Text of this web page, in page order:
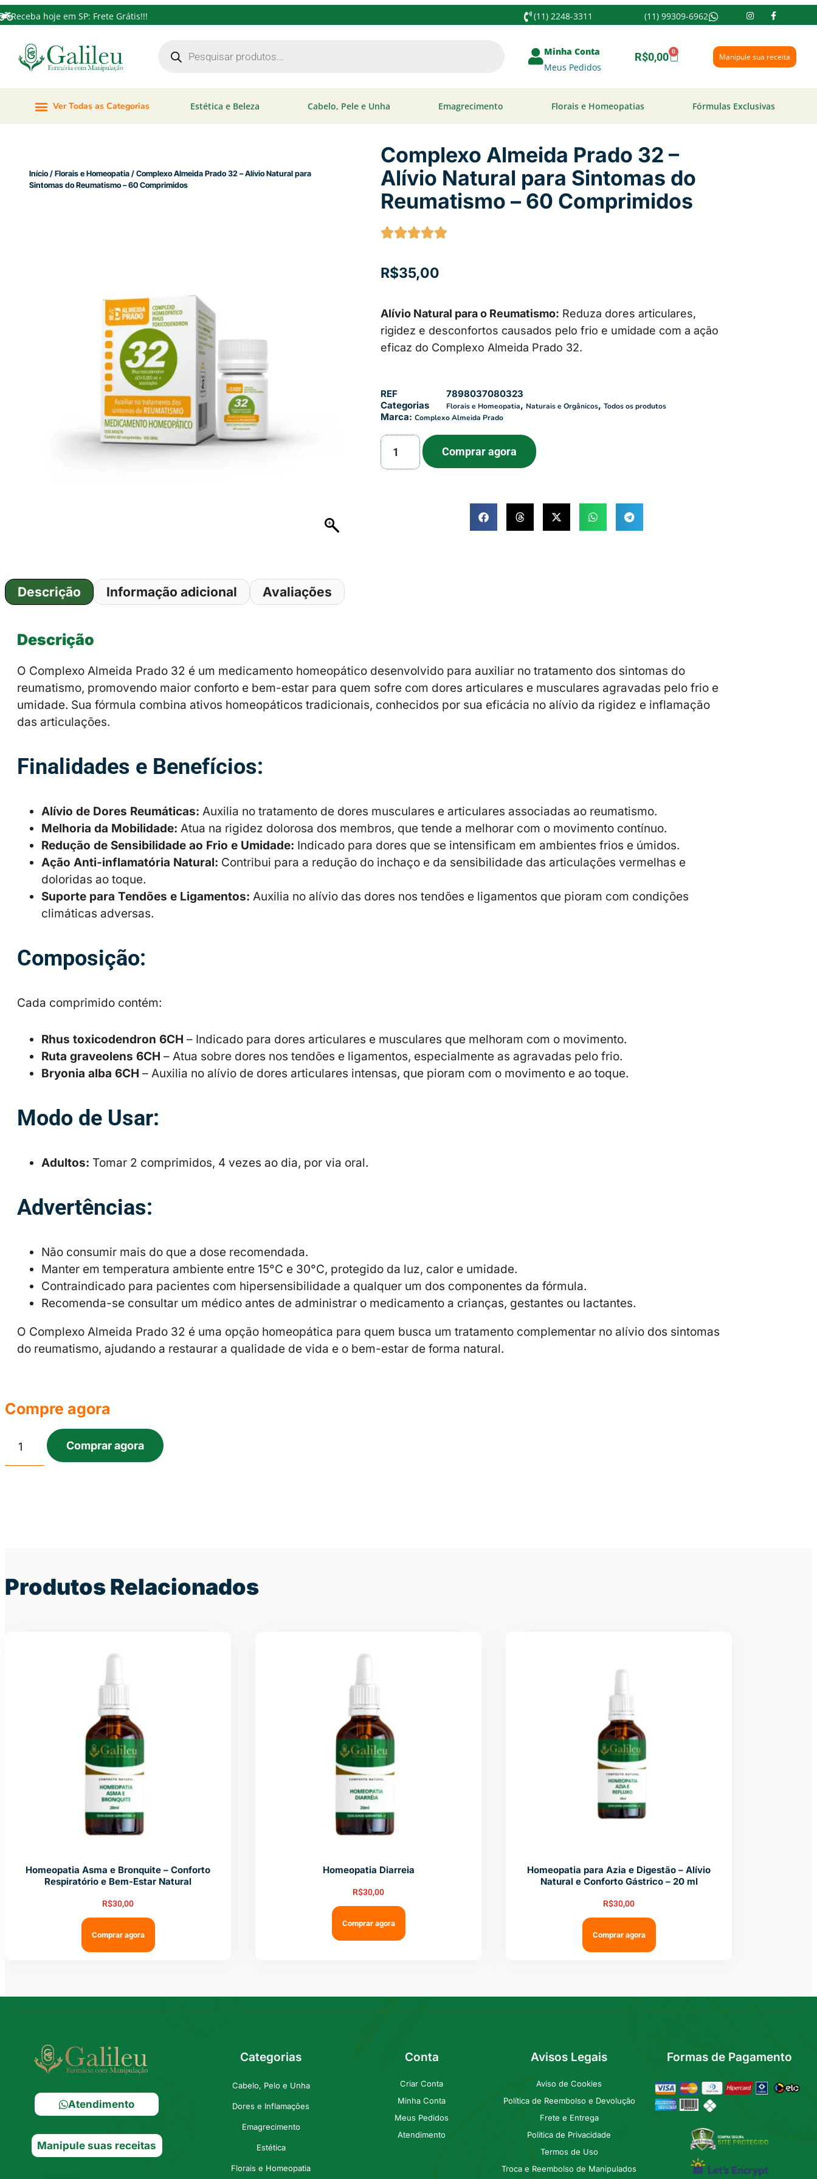
Receba hoje em SP: Frete Grátis!!! (11) 2248-3311 (11) 99309-6962
Minha Conta
Meus Pedidos
R$0,00 0 Manipule sua receita
Ver Todas as Categorias Estética e Beleza Cabelo, Pele e Unha Emagrecimento Florais e Homeopatias Fórmulas Exclusivas
Complexo Almeida Prado 32 –
Alívio Natural para Sintomas do
Reumatismo – 60 Comprimidos
R$35,00
Alívio Natural para o Reumatismo: Reduza dores articulares,
rigidez e desconfortos causados pelo frio e umidade com a ação
eficaz do Complexo Almeida Prado 32.
REF
7898037080323
Categorias
Florais e Homeopatia, Naturais e Orgânicos, Todos os produtos
Marca: Complexo Almeida Prado
Comprar agora
Descrição Informação adicional Avaliações
Descrição
O Complexo Almeida Prado 32 é um medicamento homeopático desenvolvido para auxiliar no tratamento dos sintomas do
reumatismo, promovendo maior conforto e bem-estar para quem sofre com dores articulares e musculares agravadas pelo frio e
umidade. Sua fórmula combina ativos homeopáticos tradicionais, conhecidos por sua eficácia no alívio da rigidez e inflamação
das articulações.
Finalidades e Benefícios:
Alívio de Dores Reumáticas: Auxilia no tratamento de dores musculares e articulares associadas ao reumatismo.
Melhoria da Mobilidade: Atua na rigidez dolorosa dos membros, que tende a melhorar com o movimento contínuo.
Redução de Sensibilidade ao Frio e Umidade: Indicado para dores que se intensificam em ambientes frios e úmidos.
Ação Anti-inflamatória Natural: Contribui para a redução do inchaço e da sensibilidade das articulações vermelhas e
doloridas ao toque.
Suporte para Tendões e Ligamentos: Auxilia no alívio das dores nos tendões e ligamentos que pioram com condições
climáticas adversas.
Composição:
Cada comprimido contém:
Rhus toxicodendron 6CH – Indicado para dores articulares e musculares que melhoram com o movimento.
Ruta graveolens 6CH – Atua sobre dores nos tendões e ligamentos, especialmente as agravadas pelo frio.
Bryonia alba 6CH – Auxilia no alívio de dores articulares intensas, que pioram com o movimento e ao toque.
Modo de Usar:
Adultos: Tomar 2 comprimidos, 4 vezes ao dia, por via oral.
Advertências:
Não consumir mais do que a dose recomendada.
Manter em temperatura ambiente entre 15°C e 30°C, protegido da luz, calor e umidade.
Contraindicado para pacientes com hipersensibilidade a qualquer um dos componentes da fórmula.
Recomenda-se consultar um médico antes de administrar o medicamento a crianças, gestantes ou lactantes.
O Complexo Almeida Prado 32 é uma opção homeopática para quem busca um tratamento complementar no alívio dos sintomas
do reumatismo, ajudando a restaurar a qualidade de vida e o bem-estar de forma natural.
Compre agora
Comprar agora
Produtos Relacionados
Homeopatia Asma e Bronquite – Conforto
Respiratório e Bem-Estar Natural
R$30,00
Comprar agora
Homeopatia Diarreia
R$30,00
Comprar agora
Homeopatia para Azia e Digestão – Alívio
Natural e Conforto Gástrico – 20 ml
R$30,00
Comprar agora
Atendimento
Manipule suas receitas
Categorias
Cabelo, Pelo e Unha
Dores e Inflamações
Emagrecimento
Estética
Florais e Homeopatia
Conta
Criar Conta
Minha Conta
Meus Pedidos
Atendimento
Avisos Legais
Aviso de Cookies
Política de Reembolso e Devolução
Frete e Entrega
Política de Privacidade
Termos de Uso
Troca e Reembolso de Manipulados
Formas de Pagamento